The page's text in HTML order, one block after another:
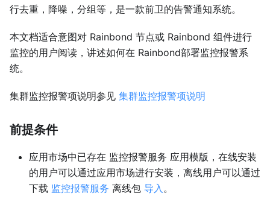
行去重，降噪，分组等，是一款前卫的告警通知系统。
本文档适合意图对 Rainbond 节点或 Rainbond 组件进行
监控的用户阅读，讲述如何在 Rainbond部署监控报警系
统。
集群监控报警项说明参见 集群监控报警项说明
前提条件
应用市场中已存在 监控报警服务 应用模版，在线安装
的用户可以通过应用市场进行安装，离线用户可以通过
下载 监控报警服务 离线包 导入。